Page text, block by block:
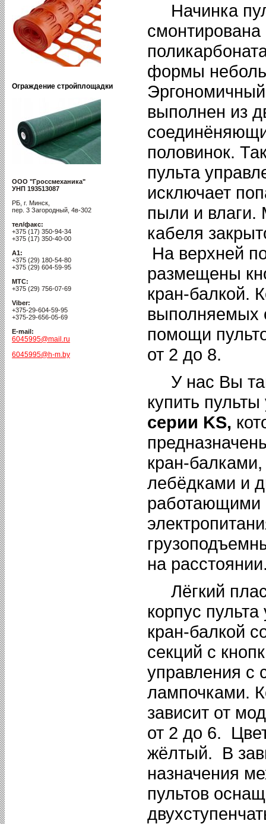
Ограждение стройплощадки
ООО "Гроссмеханика"
УНП 193513087
РБ, г. Минск,
пер. 3 Загородный, 4в-302
тел/факс:
+375 (17) 350-94-34
+375 (17) 350-40-00
A1:
+375 (29) 180-54-80
+375 (29) 604-59-95
MTC:
+375 (29) 756-07-69
Viber:
+375-29-604-59-95
+375-29-656-05-69
E-mail:
6045995@mail.ru
6045995@h-m.by
Начинка
смонтирована
формы
выполнен из
половинок.
пульта
исключает
пыли и влаги.
кабеля
На верхней
размещены
кран-балкой.
выполняемых
помощи
от 2 до 8.
У нас Вы
купить
серии KS,
кран-
лебёдками и
работающими
на
Лёгкий
корпус
кран-балкой
секций с
управления с
лампочками.
зависит от
от 2 до 6.
жёлтый. В
назначения
пультов